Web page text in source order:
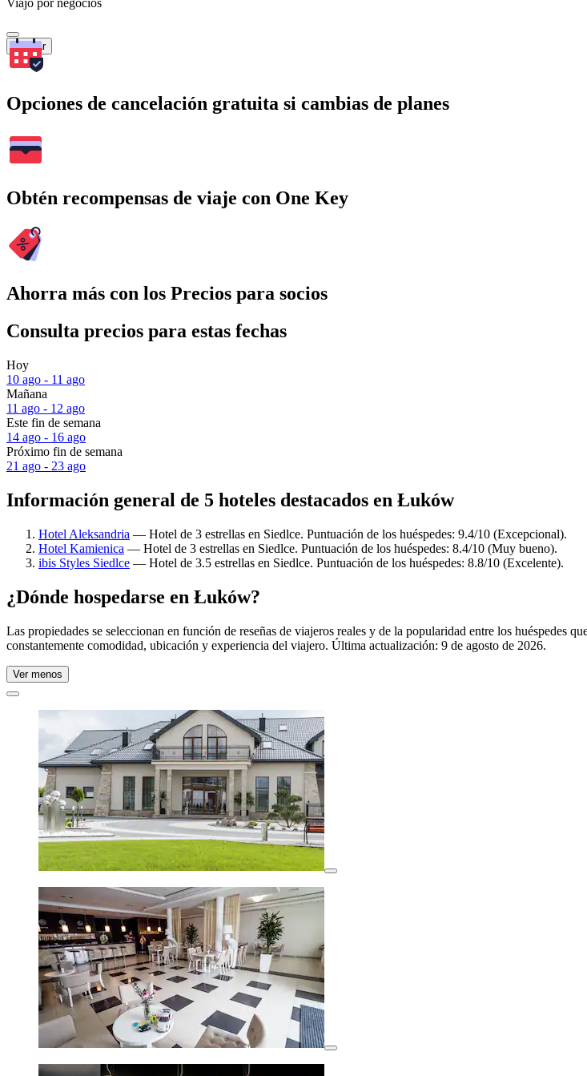
Buscar
Opciones de cancelación gratuita si cambias de planes
Obtén recompensas de viaje con One Key
Ahorra más con los Precios para socios
Consulta precios para estas fechas
Hoy
10 ago - 11 ago
Mañana
11 ago - 12 ago
Este fin de semana
14 ago - 16 ago
Próximo fin de semana
21 ago - 23 ago
Información general de 5 hoteles destacados en Łuków
Hotel Aleksandria — Hotel de 3 estrellas en Siedlce. Puntuación de los huéspedes: 9.4/10 (Excepcional).
Hotel Kamienica — Hotel de 3 estrellas en Siedlce. Puntuación de los huéspedes: 8.4/10 (Muy bueno).
ibis Styles Siedlce — Hotel de 3.5 estrellas en Siedlce. Puntuación de los huéspedes: 8.8/10 (Excelente).
¿Dónde hospedarse en Łuków?
Las propiedades se seleccionan en función de reseñas de viajeros reales y de la popularidad entre los huéspedes
constantemente comodidad, ubicación y experiencia del viajero. Última actualización: 9 de agosto de 2026.
Ver menos